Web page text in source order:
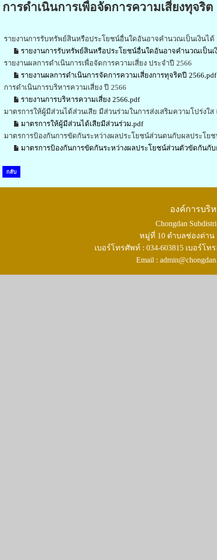
การดำเนินการเพื่อจัดการความเสี่ยงทุจริต
รายงานการรับทรัพย์สินหรือประโยชน์อื่นใดอันอาจคำนวณเป็นเงินได้
รายงานการรับทรัพย์สินหรือประโยชน์อื่นใดอันอาจคำนวณเป็นเ
รายงานผลการดำเนินการเพื่อจัดการความเสี่ยง ประจำปี 2566
รายงานผลการดำเนินการจัดการความเสี่ยงการทุจริตปี 2566.pdf
การดำเนินการบริหารความเสี่ยง ปี 2566
รายงานการบริหารความเสี่ยง 2566.pdf
มาตรการให้ผู้มีส่วนได้ส่วนเสีย มีส่วนร่วมในการส่งเสริมความโปร่งใ
มาตรการให้ผู้มีส่วนได้เสียมีส่วนร่วม.pdf
มาตรการป้องกันการขัดกันระหว่างผลประโยชน์ส่วนตนกับผลประโย
มาตรการป้องกันการขัดกันระหว่างผลประโยชน์ส่วนตัวขัดกันกั
กลับ
องค์การบริ
Chongdan
หมู่ที่ 10 ตำบลช่องด่าน
เบอร์โทรศัพท์ : 034-603815 เบอร์โท
Email :